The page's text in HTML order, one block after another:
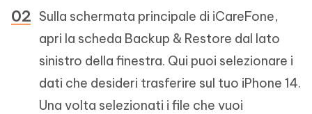
Sulla schermata principale di iCareFone,
apri la scheda Backup & Restore dal lato
sinistro della finestra. Qui puoi selezionare i
dati che desideri trasferire sul tuo iPhone 14.
Una volta selezionati i file che vuoi